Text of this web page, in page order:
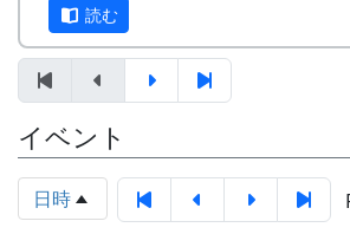
かけごはん”や“卵料理”を味わうこ
楽やっててよかったなあ」と思っ
～。 (ポン四郎）
棚田のイネに
7
棚⽥の⾵
この町で
10
帰ってきたよ
H
11
帰郷〜2000〜9⽉吉
三畳
- アンジェラ
⽥の
- アンジェラ
⾵
- アンジェラ
棚⽥
読む
イベント
日時